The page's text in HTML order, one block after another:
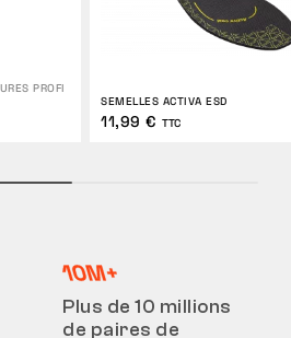
PROFI
SEMELLES ACTIVA ESD
11,99 € TTC
Plus de 10 millions
de paires de